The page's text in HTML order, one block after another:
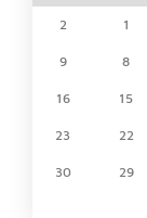
1
2
8
9
15
16
22
23
29
30